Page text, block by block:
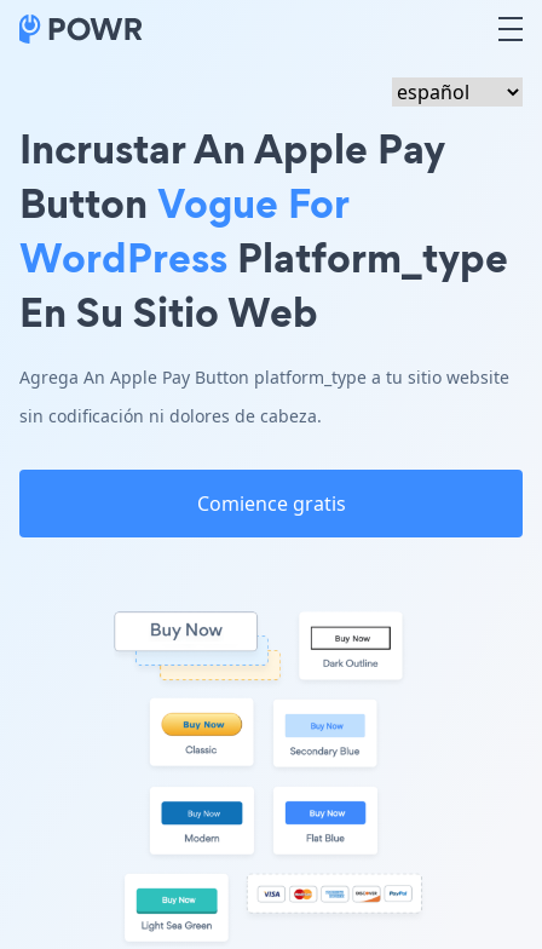
Incrustar An Apple Pay
ButtonVogue For
WordPress Platform_type
En Su Sitio Web
Agrega An Apple Pay Button platform_type a tu sitio website
sin codificación ni dolores de cabeza.
Comience gratis